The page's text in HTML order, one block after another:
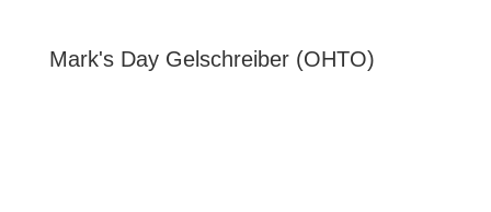
Mark's Day Gelschreiber (OHTO)